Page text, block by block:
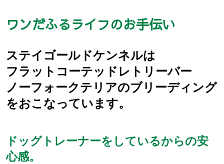
ワンだふるライフのお手伝い
ステイゴールドケンネルは
フラットコーテッドレトリーバー
ノーフォークテリアのブリーディング
をおこなっています。
ドッグトレーナーをしているからの安
心感。